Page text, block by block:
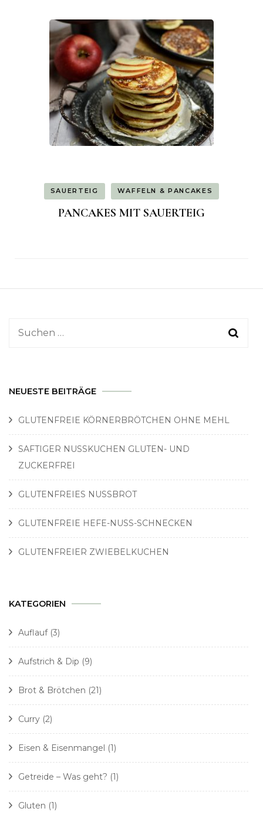
SAUERTEIG WAFFELN & PANCAKES
PANCAKES MIT SAUERTEIG
Suchen
NEUESTE BEITRÄGE
GLUTENFREIE KÖRNERBRÖTCHEN OHNE MEHL
SAFTIGER NUSSKUCHEN GLUTEN- UND
ZUCKERFREI
GLUTENFREIES NUSSBROT
GLUTENFREIE HEFE-NUSS-SCHNECKEN
GLUTENFREIER ZWIEBELKUCHEN
KATEGORIEN
Auflauf(3)
Aufstrich & Dip (9)
Brot & Brötchen (21)
Curry (2)
Eisen & Eisenmangel (1)
Getreide – Was geht? (1)
Gluten (1)